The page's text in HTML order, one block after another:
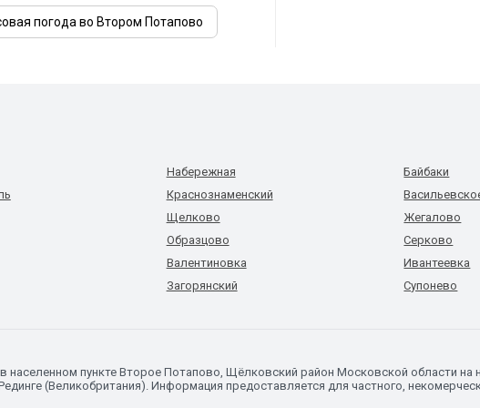
погода во Втором Потапово
Набережная
Краснознаменский
Щелково
Образцово
Валентиновка
Загорянский
Байбаки
Жегалово
Серково
Ивантеевка
Супонево
населенном пункте Второе Потапово, Щёлковский район Московской области
(Великобритания). Информация предоставляется для частного,